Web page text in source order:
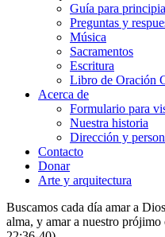
Guía para
Preguntas y
Música
Sacramentos
Escritura
Libro de Oración
Acerca de
Formulario para
Nuestra historia
Dirección y
Contacto
Donar
Arte y arquitectura
Buscamos cada día amar a
alma, y amar a nuestro